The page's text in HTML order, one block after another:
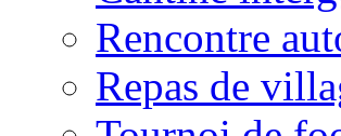
Rencontre
Repas de